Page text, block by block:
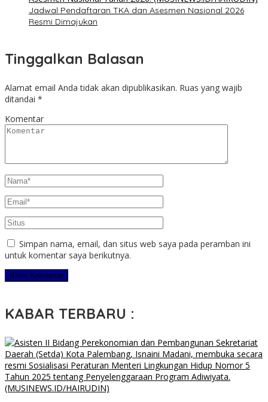
Jadwal Pendaftaran TKA dan Asesmen Nasional 2026
Resmi Dimajukan
Tinggalkan Balasan
Alamat email Anda tidak akan dipublikasikan. Ruas yang wajib
ditandai *
Komentar
Simpan nama, email, dan situs web saya pada peramban ini
untuk komentar saya berikutnya.
KABAR TERBARU :